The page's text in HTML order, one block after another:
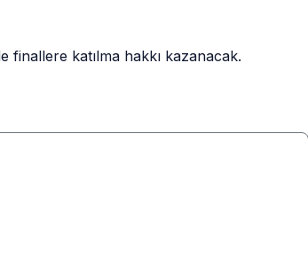
finallere katılma hakkı kazanacak.